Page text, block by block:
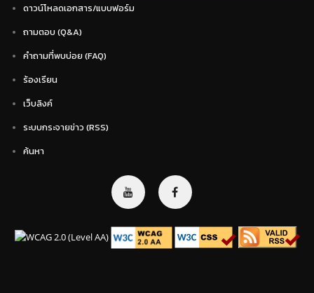
ดาวน์โหลดเอกสาร/แบบฟอร์ม
ถามตอบ (Q&A)
คำถามที่พบบ่อย (FAQ)
ร้องเรียน
เว็บลิงค์
ระบบกระจายข่าว (RSS)
ค้นหา